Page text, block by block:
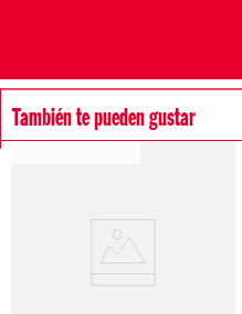
También te pueden gustar